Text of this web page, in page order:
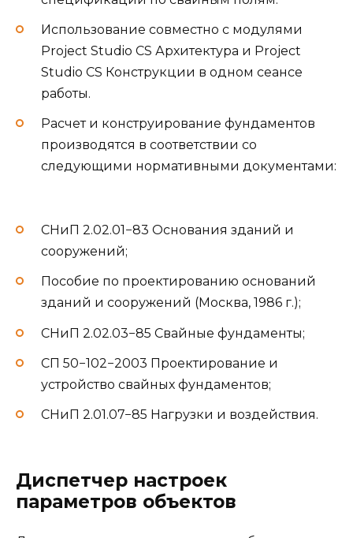
Использование совместно с модулями
Project Studio CS Архитектура и Project
Studio CS Конструкции в одном сеансе
работы.
Расчет и конструирование фундаментов
производятся в соответствии со
следующими нормативными документами:
СНиП 2.02.01−83 Основания зданий и
сооружений;
Пособие по проектированию оснований
зданий и сооружений (Москва, 1986 г.);
СНиП 2.02.03−85 Свайные фундаменты;
СП 50−102−2003 Проектирование и
устройство свайных фундаментов;
СНиП 2.01.07−85 Нагрузки и воздействия.
Диспетчер настроек
параметров объектов